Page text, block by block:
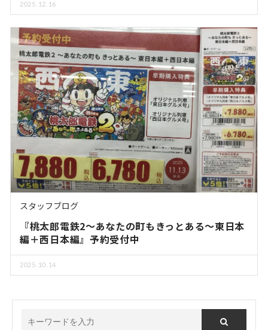
2025.12.16
スタッフブログ
『桃太郎電鉄2～あなたの町もきっとある～東日本
編＋西日本編』予約受付中
2025.10.14